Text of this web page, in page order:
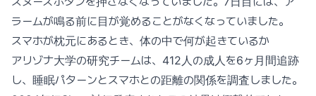
ラームが鳴る前に目が覚めることがなくなっていました。
スマホが枕元にあるとき、体の中で何が起きているか
アリゾナ大学の研究チームは、412人の成人を6ヶ月間追跡
し、睡眠パターンとスマホとの距離の関係を調査しました。